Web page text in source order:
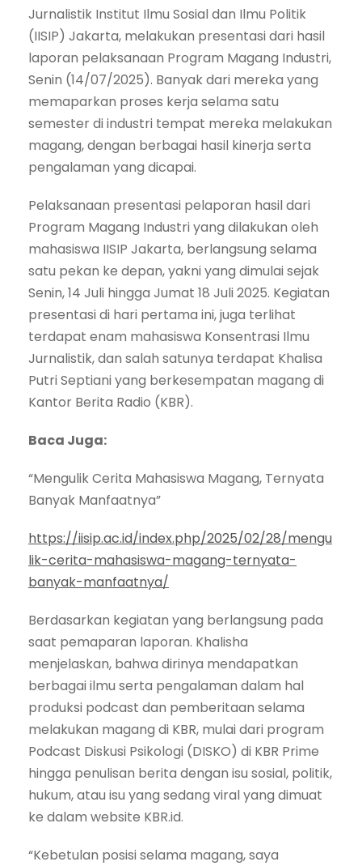
Jurnalistik Institut Ilmu Sosial dan Ilmu Politik
(IISIP) Jakarta, melakukan presentasi dari hasil
laporan pelaksanaan Program Magang Industri,
Senin (14/07/2025). Banyak dari mereka yang
memaparkan proses kerja selama satu
semester di industri tempat mereka melakukan
magang, dengan berbagai hasil kinerja serta
pengalaman yang dicapai.
Pelaksanaan presentasi pelaporan hasil dari
Program Magang Industri yang dilakukan oleh
mahasiswa IISIP Jakarta, berlangsung selama
satu pekan ke depan, yakni yang dimulai sejak
Senin, 14 Juli hingga Jumat 18 Juli 2025. Kegiatan
presentasi di hari pertama ini, juga terlihat
terdapat enam mahasiswa Konsentrasi Ilmu
Jurnalistik, dan salah satunya terdapat Khalisa
Putri Septiani yang berkesempatan magang di
Kantor Berita Radio (KBR).
Baca Juga:
“Mengulik Cerita Mahasiswa Magang, Ternyata
Banyak Manfaatnya”
https://iisip.ac.id/index.php/2025/02/28/mengu
lik-cerita-mahasiswa-magang-ternyata-
banyak-manfaatnya/
Berdasarkan kegiatan yang berlangsung pada
saat pemaparan laporan. Khalisha
menjelaskan, bahwa dirinya mendapatkan
berbagai ilmu serta pengalaman dalam hal
produksi podcast dan pemberitaan selama
melakukan magang di KBR, mulai dari program
Podcast Diskusi Psikologi (DISKO) di KBR Prime
hingga penulisan berita dengan isu sosial, politik,
hukum, atau isu yang sedang viral yang dimuat
ke dalam website KBR.id.
“Kebetulan posisi selama magang, saya